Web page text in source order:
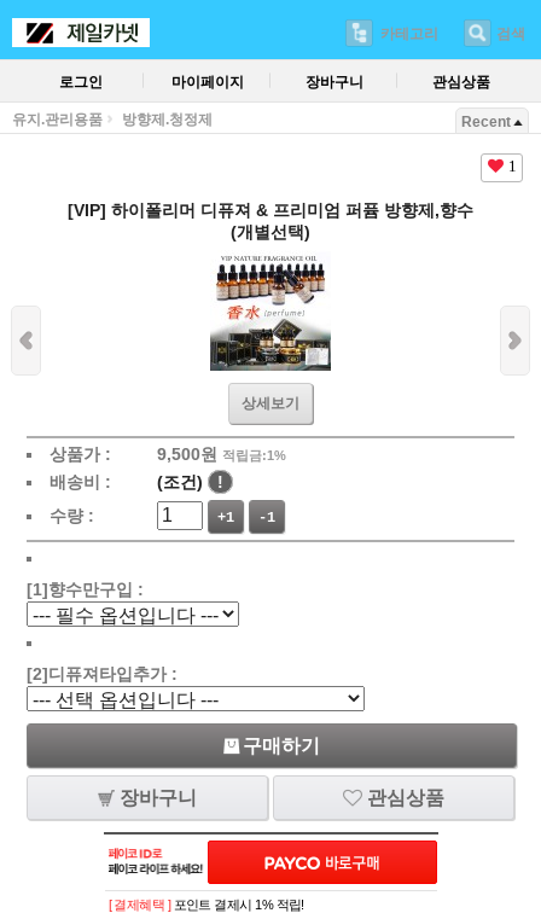
카테고리 검색
로그인 마이페이지 장바구니 관심상품
유지.관리용품 방향제.청정제 Recent
1
[VIP] 하이폴리머 디퓨져 & 프리미엄 퍼퓸 방향제,향수
(개별선택)
상세보기
상품가 : 9,500원 적립금:1%
배송비 : (조건)
!
수량 :
+1 -1
[1]향수만구입 :
[2]디퓨져타입추가 :
구매하기
장바구니 관심상품
[ 결제혜택 ] 포인트 결제시 1% 적립!